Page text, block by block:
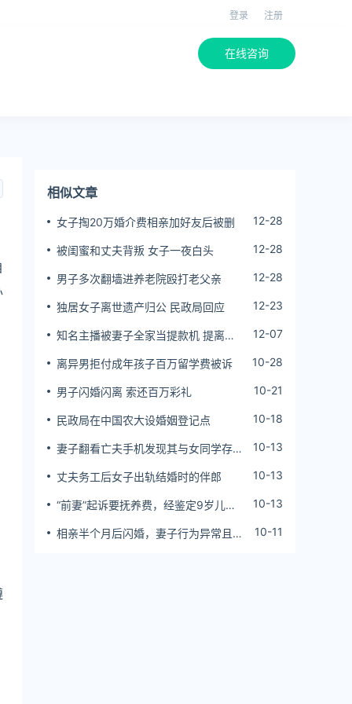
登录 注册
在线咨询
相似文章
女子掏20万婚介费相亲加好友后被删 12-28
被闺蜜和丈夫背叛 女子一夜白头 12-28
男子多次翻墙进养老院殴打老父亲 12-28
独居女子离世遗产归公 民政局回应 12-23
知名主播被妻子全家当提款机 提离婚
12-07
离异男拒付成年孩子百万留学费被诉 10-28
男子闪婚闪离 索还百万彩礼 10-21
民政局在中国农大设婚姻登记点 10-18
妻子翻看亡夫手机发现其与女同学存婚
10-13
丈夫务工后女子出轨结婚时的伴郎 10-13
“前妻”起诉要抚养费，经鉴定9岁儿子
10-13
相亲半个月后闪婚，妻子行为异常且持
10-11